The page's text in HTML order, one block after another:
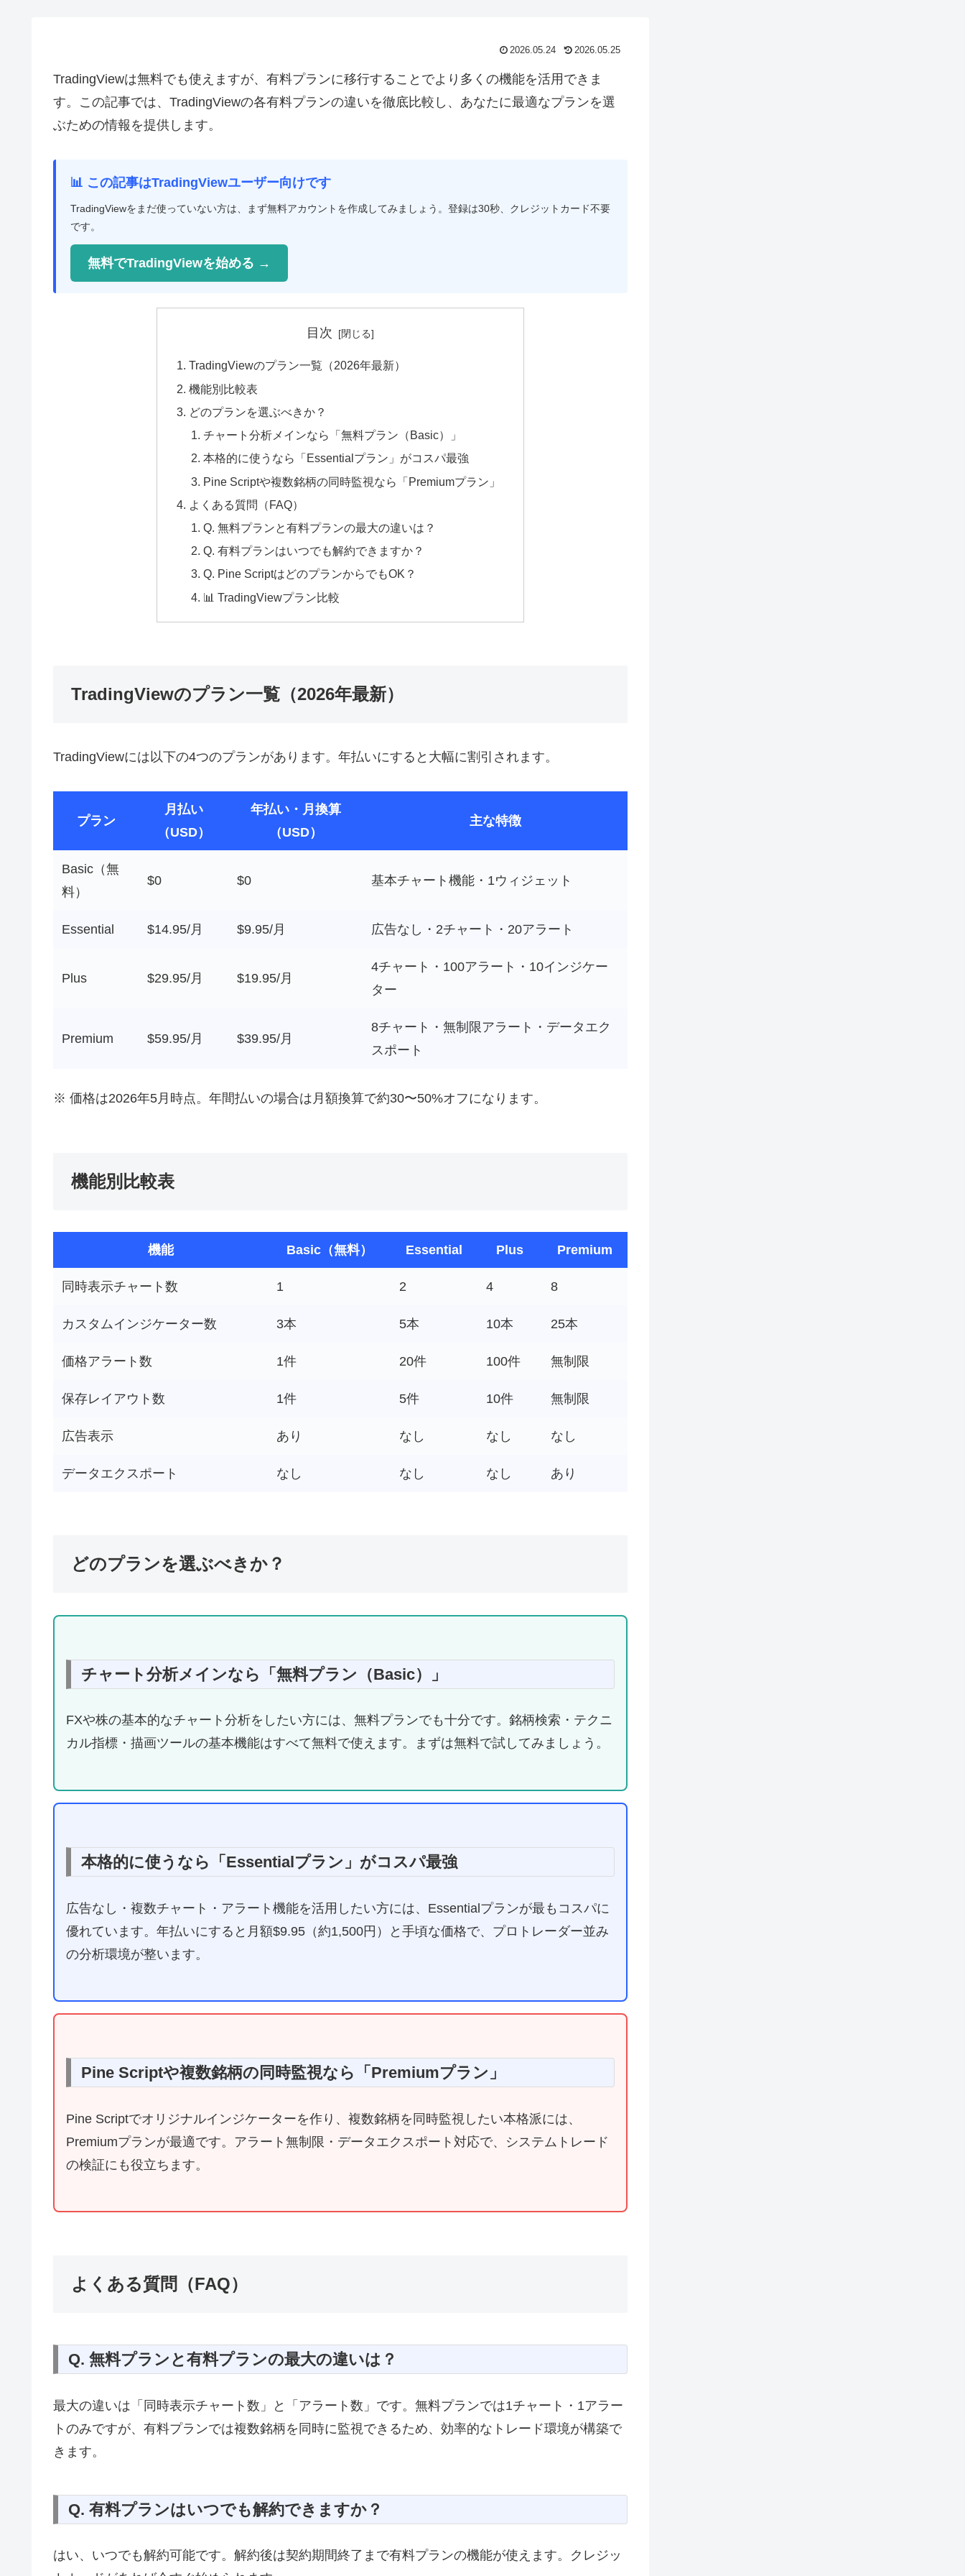
2026.05.24 2026.05.25
TradingViewは無料でも使えますが、有料プランに移行することでより多くの機能を活用できま
す。この記事では、TradingViewの各有料プランの違いを徹底比較し、あなたに最適なプランを選
ぶための情報を提供します。
📊 この記事はTradingViewユーザー向けです
TradingViewをまだ使っていない方は、まず無料アカウントを作成してみましょう。登録は30秒、クレジットカード不要
です。
無料でTradingViewを始める →
目次
TradingViewのプラン一覧（2026年最新）
機能別比較表
どのプランを選ぶべきか？
チャート分析メインなら「無料プラン（Basic）」
本格的に使うなら「Essentialプラン」がコスパ最強
Pine Scriptや複数銘柄の同時監視なら「Premiumプラン」
よくある質問（FAQ）
Q. 無料プランと有料プランの最大の違いは？
Q. 有料プランはいつでも解約できますか？
Q. Pine ScriptはどのプランからでもOK？
📊 TradingViewプラン比較
TradingViewのプラン一覧（2026年最新）
TradingViewには以下の4つのプランがあります。年払いにすると大幅に割引されます。
プラン
月払い
（USD）
年払い・月換算
（USD）
主な特徴
Basic（無
料）
$0 $0 基本チャート機能・1ウィジェット
Essential $14.95/月 $9.95/月 広告なし・2チャート・20アラート
Plus $29.95/月 $19.95/月
4チャート・100アラート・10インジケー
ター
Premium $59.95/月 $39.95/月
8チャート・無制限アラート・データエク
スポート
※ 価格は2026年5月時点。年間払いの場合は月額換算で約30〜50%オフになります。
機能別比較表
機能 Basic（無料） Essential Plus Premium
同時表示チャート数 1 2 4 8
カスタムインジケーター数 3本 5本 10本 25本
価格アラート数 1件 20件 100件 無制限
保存レイアウト数 1件 5件 10件 無制限
広告表示 あり なし なし なし
データエクスポート なし なし なし あり
どのプランを選ぶべきか？
チャート分析メインなら「無料プラン（Basic）」
FXや株の基本的なチャート分析をしたい方には、無料プランでも十分です。銘柄検索・テクニ
カル指標・描画ツールの基本機能はすべて無料で使えます。まずは無料で試してみましょう。
本格的に使うなら「Essentialプラン」がコスパ最強
広告なし・複数チャート・アラート機能を活用したい方には、Essentialプランが最もコスパに
優れています。年払いにすると月額$9.95（約1,500円）と手頃な価格で、プロトレーダー並み
の分析環境が整います。
Pine Scriptや複数銘柄の同時監視なら「Premiumプラン」
Pine Scriptでオリジナルインジケーターを作り、複数銘柄を同時監視したい本格派には、
Premiumプランが最適です。アラート無制限・データエクスポート対応で、システムトレード
の検証にも役立ちます。
よくある質問（FAQ）
Q. 無料プランと有料プランの最大の違いは？
最大の違いは「同時表示チャート数」と「アラート数」です。無料プランでは1チャート・1アラー
トのみですが、有料プランでは複数銘柄を同時に監視できるため、効率的なトレード環境が構築で
きます。
Q. 有料プランはいつでも解約できますか？
はい、いつでも解約可能です。解約後は契約期間終了まで有料プランの機能が使えます。クレジッ